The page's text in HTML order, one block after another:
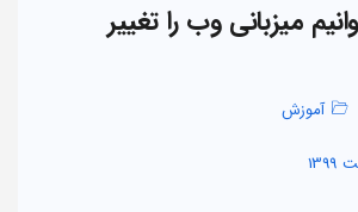
میزبانی وب را تغییر
آموزش